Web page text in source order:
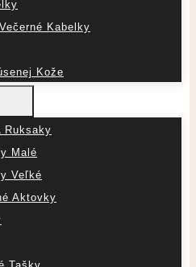
Kabelky
Kože
Ruksaky
Malé
Veľké
Aktovky